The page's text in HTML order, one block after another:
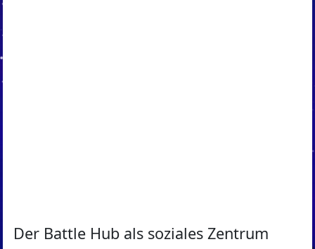
Der Battle Hub als soziales Zentrum